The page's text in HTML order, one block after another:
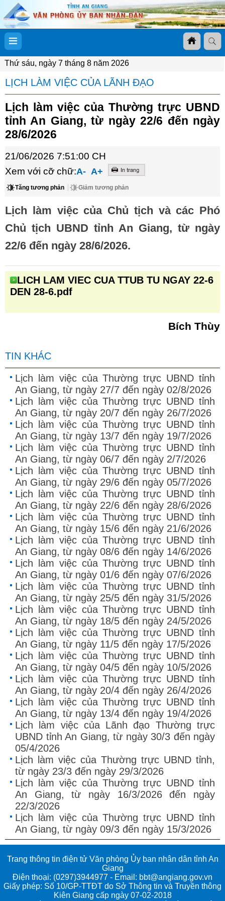
Thứ sáu, ngày 7 tháng 8 năm 2026
LỊCH LÀM VIỆC CỦA LÃNH ĐẠO
Lịch làm việc của Thường trực UBND
tỉnh An Giang, từ ngày 22/6 đến ngày
28/6/2026
21/06/2026 7:51:00 CH
Xem với cỡ chữ:A- A+
Tăng tương phản Giảm tương phản
Lịch làm việc của Chủ tịch và các Phó
Chủ tịch UBND tỉnh An Giang, từ ngày
22/6 đến ngày 28/6/2026.
LICH LAM VIEC CUA TTUB TU NGAY 22-6
DEN 28-6.pdf
Bích Thùy
TIN KHÁC
Lịch làm việc của Thường trực UBND tỉnh
An Giang, từ ngày 27/7 đến ngày 02/8/2026
Lịch làm việc của Thường trực UBND tỉnh
An Giang, từ ngày 20/7 đến ngày 26/7/2026
Lịch làm việc của Thường trực UBND tỉnh
An Giang, từ ngày 13/7 đến ngày 19/7/2026
Lịch làm việc của Thường trực UBND tỉnh
An Giang, từ ngày 06/7 đến ngày 2/7/2026
Lịch làm việc của Thường trực UBND tỉnh
An Giang, từ ngày 29/6 đến ngày 05/7/2026
Lịch làm việc của Thường trực UBND tỉnh
An Giang, từ ngày 22/6 đến ngày 28/6/2026
Lịch làm việc của Thường trực UBND tỉnh
An Giang, từ ngày 15/6 đến ngày 21/6/2026
Lịch làm việc của Thường trực UBND tỉnh
An Giang, từ ngày 08/6 đến ngày 14/6/2026
Lịch làm việc của Thường trực UBND tỉnh
An Giang, từ ngày 01/6 đến ngày 07/6/2026
Lịch làm việc của Thường trực UBND tỉnh
An Giang, từ ngày 25/5 đến ngày 31/5/2026
Lịch làm việc của Thường trực UBND tỉnh
An Giang, từ ngày 18/5 đến ngày 24/5/2026
Lịch làm việc của Thường trực UBND tỉnh
An Giang, từ ngày 11/5 đến ngày 17/5/2026
Lịch làm việc của Thường trực UBND tỉnh
An Giang, từ ngày 04/5 đến ngày 10/5/2026
Lịch làm việc của Thường trực UBND tỉnh
An Giang, từ ngày 20/4 đến ngày 26/4/2026
Lịch làm việc của Thường trực UBND tỉnh
An Giang, từ ngày 13/4 đến ngày 19/4/2026
Lịch làm việc của Lãnh đạo Thường trực
UBND tỉnh An Giang, từ ngày 30/3 đến ngày
05/4/2026
Lịch làm việc của Thường trực UBND tỉnh,
từ ngày 23/3 đến ngày 29/3/2026
Lịch làm việc của Thường trực UBND tỉnh
An Giang, từ ngày 16/3/2026 đến ngày
22/3/2026
Lịch làm việc của Thường trực UBND tỉnh
An Giang, từ ngày 09/3 đến ngày 15/3/2026
Trang thông tin điện tử Văn phòng Ủy ban nhân dân tỉnh An
Giang
Điện thoại: (0297)3944977 - Email: bbt@angiang.gov.vn
Giấy phép: Số 10/GP-TTĐT do Sở Thông tin và Truyền thông
Kiên Giang cấp ngày 07-02-2018